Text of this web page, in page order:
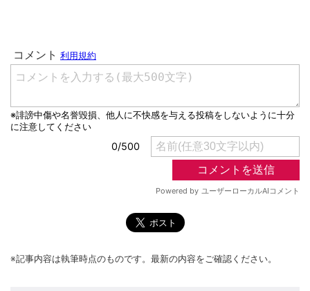
※記事内容は執筆時点のものです。最新の内容をご確認ください。